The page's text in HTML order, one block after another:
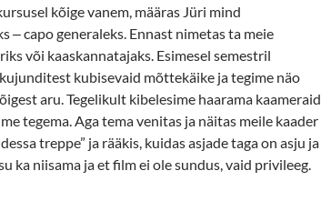
kõige vanem, määras Jüri mind
‒capo generaleks. Ennast nimetas ta meie
või kaaskannatajaks. Esimesel semestril
kubisevaid mõttekäike ja tegime näo
aru. Tegelikult kibelesime haarama kaameraid,
tegema. Aga tema venitas ja näitas meile kaader
treppe” ja rääkis, kuidas asjade taga on asju ja
ka niisama ja et film ei ole sundus, vaid privileeg.
oli minu sõber ja õpetaja